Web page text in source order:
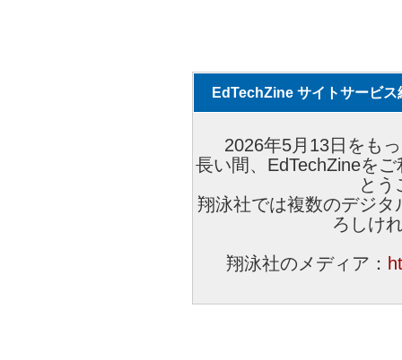
EdTechZine サイトサービス
2026年5月13日をも
長い間、EdTechZineを
とう
翔泳社では複数のデジ
ろしけ
翔泳社のメディア：